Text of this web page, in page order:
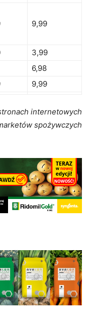
9,99
3,99
6,98
9,99
internetowych
spożywczych